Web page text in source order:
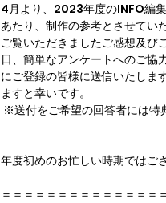
4月より、2023年度のINFO編
あたり、制作の参考とさせてい
ご覧いただきましたご感想及び
日、簡単なアンケートへのご協
にご登録の皆様に送信いたしま
ますと幸いです。
※送付をご希望の回答者には特
年度初めのお忙しい時期ではご
＝＝＝＝＝＝＝＝＝＝＝＝＝＝